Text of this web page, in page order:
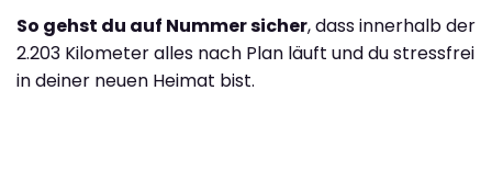
So gehst du auf Nummer sicher, dass innerhalb der
2.203 Kilometer alles nach Plan läuft und du stressfrei
in deiner neuen Heimat bist.